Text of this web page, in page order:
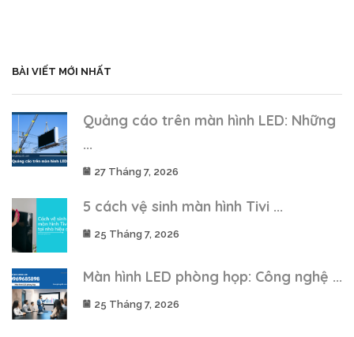
BÀI VIẾT MỚI NHẤT
Quảng cáo trên màn hình LED: Những
...
27 Tháng 7, 2026
5 cách vệ sinh màn hình Tivi ...
25 Tháng 7, 2026
Màn hình LED phòng họp: Công nghệ ...
25 Tháng 7, 2026